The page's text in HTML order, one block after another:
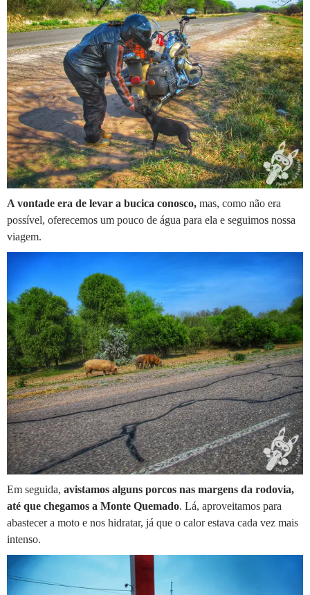
A vontade era de levar a bucica conosco, mas, como não era
possível, oferecemos um pouco de água para ela e seguimos nossa
viagem.
Em seguida, avistamos alguns porcos nas margens da rodovia,
até que chegamos a Monte Quemado. Lá, aproveitamos para
abastecer a moto e nos hidratar, já que o calor estava cada vez mais
intenso.